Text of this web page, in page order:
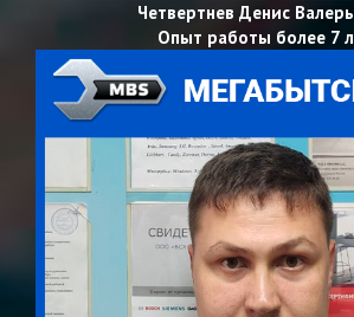
Четвертнев Денис
Опыт работы более 7